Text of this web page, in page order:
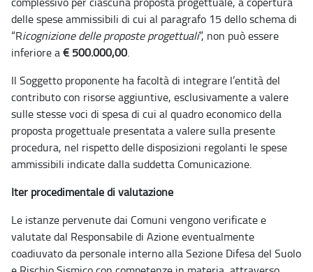
delle spese ammissibili di cui al paragrafo 15 dello schema di
“Ricognizione delle proposte progettuali”, non può essere
inferiore a€ 500.000,00.
Il Soggetto proponente ha facoltà di integrare l’entità del
contributo con risorse aggiuntive, esclusivamente a valere
sulle stesse voci di spesa di cui al quadro economico della
proposta progettuale presentata a valere sulla presente
procedura, nel rispetto delle disposizioni regolanti le spese
ammissibili indicate dalla suddetta Comunicazione.
Iter procedimentale di valutazione
Le istanze pervenute dai Comuni vengono verificate e
valutate dal Responsabile di Azione eventualmente
coadiuvato da personale interno alla Sezione Difesa del Suolo